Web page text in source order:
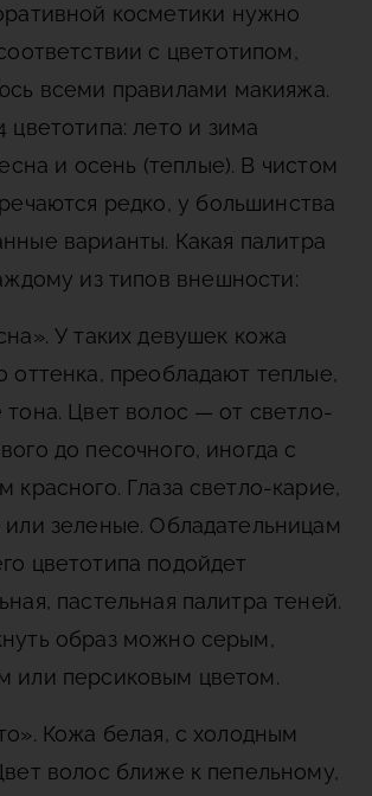
косметики нужно
с цветотипом,
всеми правилами макияжа.
цветотипа: лето и зима
и осень (теплые). В чистом
редко, у большинства
варианты. Какая палитра
из типов внешности:
У таких девушек кожа
оттенка, преобладают теплые,
тона. Цвет волос — от светло-
до песочного, иногда с
красного. Глаза светло-карие,
или зеленые. Обладательницам
цветотипа подойдет
пастельная палитра теней.
образ можно серым,
или персиковым цветом.
Кожа белая, с холодным
волос ближе к пепельному,